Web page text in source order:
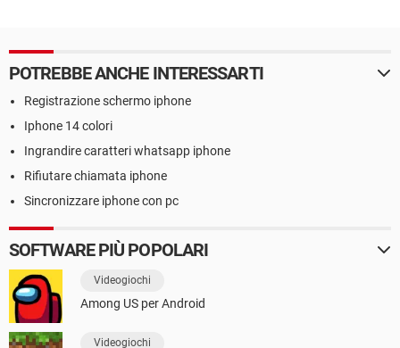
POTREBBE ANCHE INTERESSARTI
Registrazione schermo iphone
Iphone 14 colori
Ingrandire caratteri whatsapp iphone
Rifiutare chiamata iphone
Sincronizzare iphone con pc
SOFTWARE PIÙ POPOLARI
Videogiochi
Among US per Android
Videogiochi